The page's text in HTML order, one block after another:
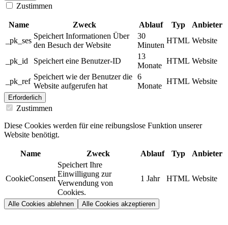
Zustimmen
Name Zweck Ablauf Typ
Anbieter
_pk_ses
Speichert Informationen Über
den Besuch der Website
30
Minuten
HTML Website
_pk_id Speichert eine Benutzer-ID
13
Monate
HTML Website
_pk_ref
Speichert wie der Benutzer die
Website aufgerufen hat
6
Monate
HTML Website
Erforderlich
Zustimmen
Diese Cookies werden für eine reibungslose Funktion unserer
Website benötigt.
Name Zweck Ablauf Typ Anbieter
CookieConsent
Speichert Ihre
Einwilligung zur
Verwendung von
Cookies.
1 Jahr HTML Website
Alle Cookies ablehnen Alle Cookies akzeptieren